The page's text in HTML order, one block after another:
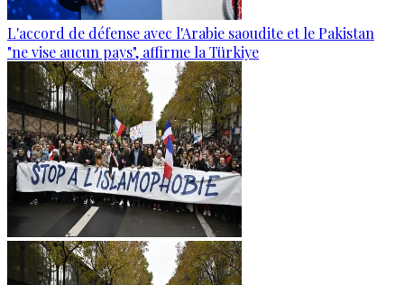
L'accord de défense avec l'Arabie saoudite et le Pakistan
"ne vise aucun pays", affirme la Türkiye